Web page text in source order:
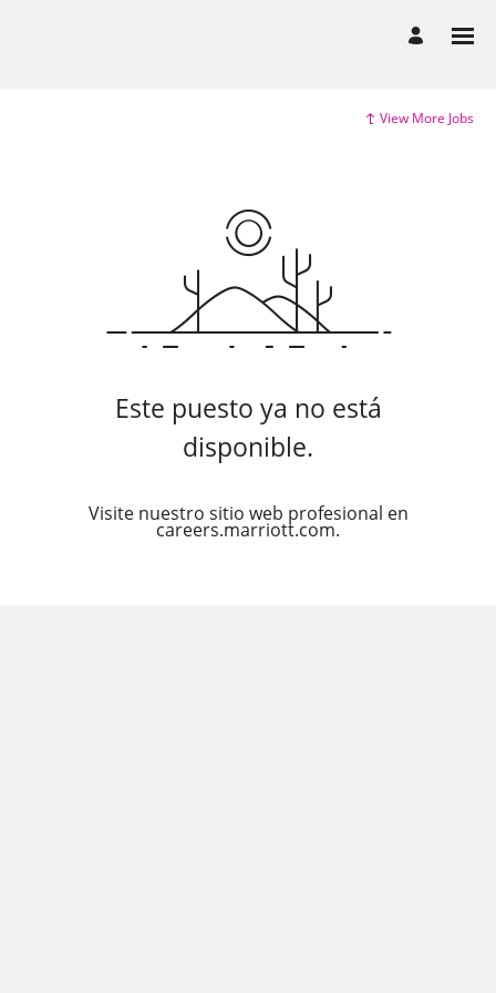
View More Jobs
Este puesto ya no está
disponible.
Visite nuestro sitio web profesional en
careers.marriott.com.